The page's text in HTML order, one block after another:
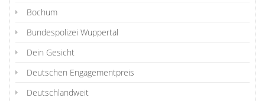
Bochum
Bundespolizei Wuppertal
Dein Gesicht
Deutschen Engagementpreis
Deutschlandweit